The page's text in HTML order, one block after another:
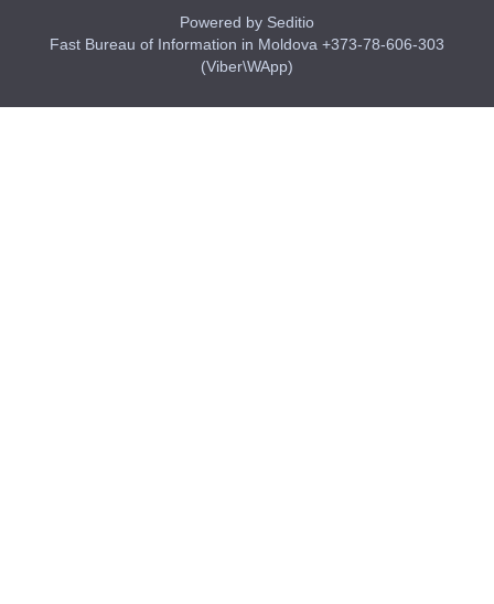
Powered by Seditio
Fast Bureau of Information in Moldova +373-78-606-303
(Viber\WApp)